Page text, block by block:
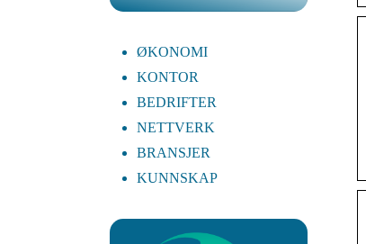
ØKONOMI
KONTOR
BEDRIFTER
NETTVERK
BRANSJER
KUNNSKAP